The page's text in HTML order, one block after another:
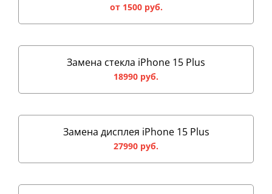
от 1500 руб.
Замена стекла iPhone 15 Plus
18990 руб.
Замена дисплея iPhone 15 Plus
27990 руб.